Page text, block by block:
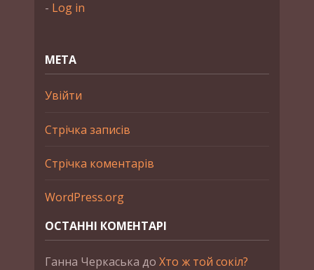
- Log in
МЕТА
Увійти
Стрічка записів
Стрічка коментарів
WordPress.org
ОСТАННІ КОМЕНТАРІ
Ганна Черкаська до Хто ж той сокіл?